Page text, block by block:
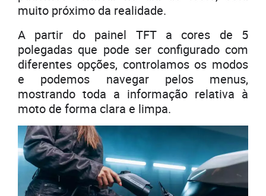
muito próximo da realidade.
A partir do painel TFT a cores de 5
polegadas que pode ser configurado com
diferentes opções, controlamos os modos
e podemos navegar pelos menus,
mostrando toda a informação relativa à
moto de forma clara e limpa.